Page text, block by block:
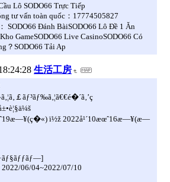
Lô SODO66 Trực Tiếp
tư vấn toàn quốc：17774505827
SODO66 Đánh BàiSODO66 Lô Đề 1 Ăn
GameSODO66 Live CasinoSODO66 Có
？SODO66 Tải Ap
生活工房
￡ãƒ³ãƒ‰ã‚¦ã€€é�´ã‚’ç
ï½ž 2022å¹´10æœˆ16æ—¥(æ—
2022/06/04~2022/07/10